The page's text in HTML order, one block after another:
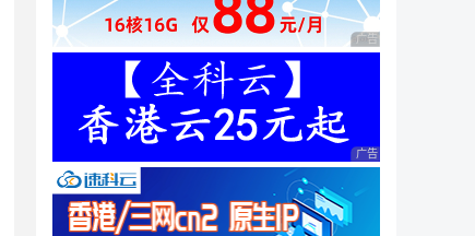
广告 商业广告，理性
广告 商业广告，理性